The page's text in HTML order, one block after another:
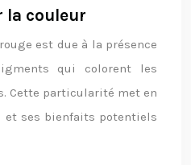
la couleur
est due à la présence
qui colorent les
Cette particularité met en
et ses bienfaits potentiels